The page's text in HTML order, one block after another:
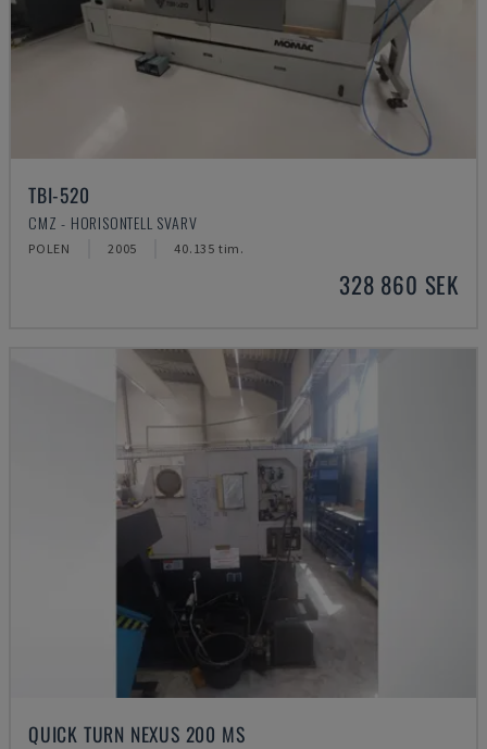
TBI-520
CMZ - HORISONTELL SVARV
POLEN 2005 40.135 tim.
328 860 SEK
QUICK TURN NEXUS 200 MS